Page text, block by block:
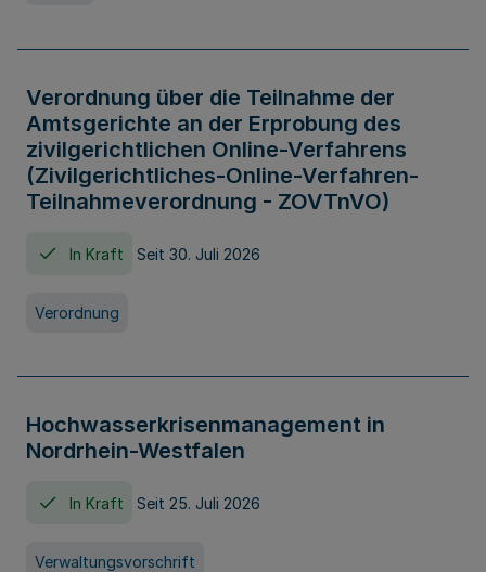
Verordnung über die Teilnahme der
Amtsgerichte an der Erprobung des
zivilgerichtlichen Online-Verfahrens
(Zivilgerichtliches-Online-Verfahren-
Teilnahmeverordnung - ZOVTnVO)
In Kraft Seit 30. Juli 2026
Verordnung
Hochwasserkrisenmanagement in
Nordrhein-Westfalen
In Kraft Seit 25. Juli 2026
Verwaltungsvorschrift